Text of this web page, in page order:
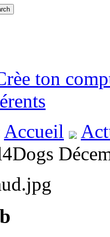
ton
Accueil